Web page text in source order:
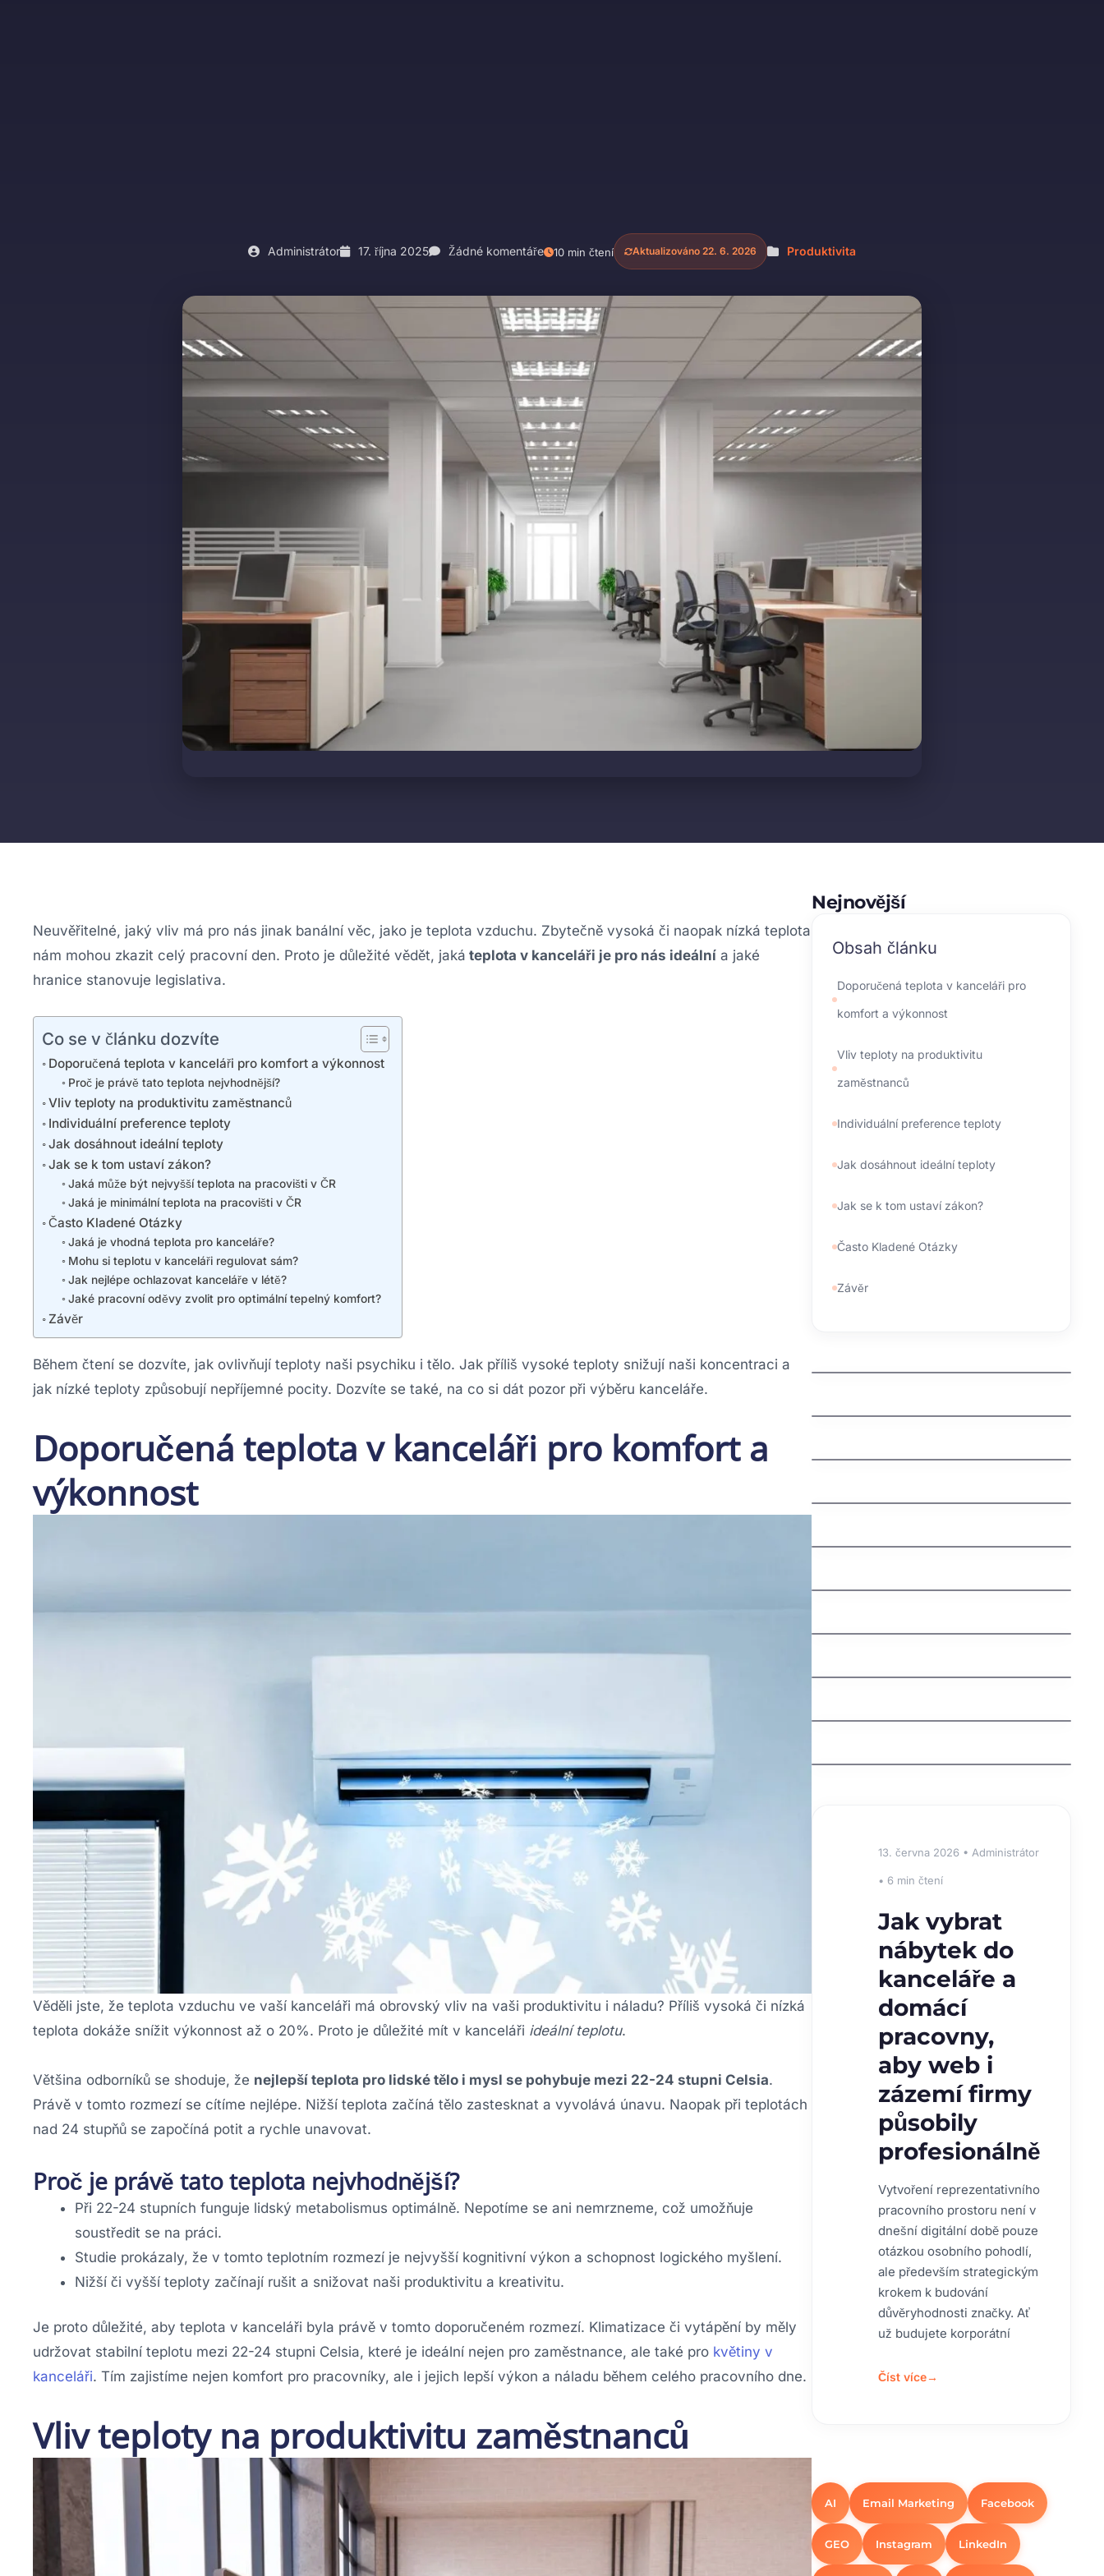
Administrátor 17. října 2025 Žádné komentáře 10 min čtení Aktualizováno 22. 6. 2026 Produktivita
Neuvěřitelné, jaký vliv má pro nás jinak banální věc, jako je teplota vzduchu. Zbytečně vysoká či naopak nízká teplota
nám mohou zkazit celý pracovní den. Proto je důležité vědět, jaká teplota v kanceláři je pro nás ideální a jaké
hranice stanovuje legislativa.
Co se v článku dozvíte
Doporučená teplota v kanceláři pro komfort a výkonnost
Proč je právě tato teplota nejvhodnější?
Vliv teploty na produktivitu zaměstnanců
Individuální preference teploty
Jak dosáhnout ideální teploty
Jak se k tom ustaví zákon?
Jaká může být nejvyšší teplota na pracovišti v ČR
Jaká je minimální teplota na pracovišti v ČR
Často Kladené Otázky
Jaká je vhodná teplota pro kanceláře?
Mohu si teplotu v kanceláři regulovat sám?
Jak nejlépe ochlazovat kanceláře v létě?
Jaké pracovní oděvy zvolit pro optimální tepelný komfort?
Závěr
Během čtení se dozvíte, jak ovlivňují teploty naši psychiku i tělo. Jak příliš vysoké teploty snižují naši koncentraci a
jak nízké teploty způsobují nepříjemné pocity. Dozvíte se také, na co si dát pozor při výběru kanceláře.
Doporučená teplota v kanceláři pro komfort a
výkonnost
Věděli jste, že teplota vzduchu ve vaší kanceláři má obrovský vliv na vaši produktivitu i náladu? Příliš vysoká či nízká
teplota dokáže snížit výkonnost až o 20%. Proto je důležité mít v kanceláři ideální teplotu.
Většina odborníků se shoduje, že nejlepší teplota pro lidské tělo i mysl se pohybuje mezi 22-24 stupni Celsia.
Právě v tomto rozmezí se cítíme nejlépe. Nižší teplota začíná tělo zastesknat a vyvolává únavu. Naopak při teplotách
nad 24 stupňů se započíná potit a rychle unavovat.
Proč je právě tato teplota nejvhodnější?
Při 22-24 stupních funguje lidský metabolismus optimálně. Nepotíme se ani nemrzneme, což umožňuje
soustředit se na práci.
Studie prokázaly, že v tomto teplotním rozmezí je nejvyšší kognitivní výkon a schopnost logického myšlení.
Nižší či vyšší teploty začínají rušit a snižovat naši produktivitu a kreativitu.
Je proto důležité, aby teplota v kanceláři byla právě v tomto doporučeném rozmezí. Klimatizace či vytápění by měly
udržovat stabilní teplotu mezi 22-24 stupni Celsia, které je ideální nejen pro zaměstnance, ale také pro květiny v
kanceláři. Tím zajistíme nejen komfort pro pracovníky, ale i jejich lepší výkon a náladu během celého pracovního dne.
Vliv teploty na produktivitu zaměstnanců
Nejnovější
Obsah článku
Doporučená teplota v kanceláři pro
komfort a výkonnost
Vliv teploty na produktivitu
zaměstnanců
Individuální preference teploty
Jak dosáhnout ideální teploty
Jak se k tom ustaví zákon?
Často Kladené Otázky
Závěr
13. června 2026 • Administrátor
• 6 min čtení
Jak vybrat
nábytek do
kanceláře a
domácí
pracovny,
aby web i
zázemí firmy
působily
profesionálně
Vytvoření reprezentativního
pracovního prostoru není v
dnešní digitální době pouze
otázkou osobního pohodlí,
ale především strategickým
krokem k budování
důvěryhodnosti značky. Ať
už budujete korporátní
Číst více→
AI Email Marketing Facebook
GEO Instagram LinkedIn